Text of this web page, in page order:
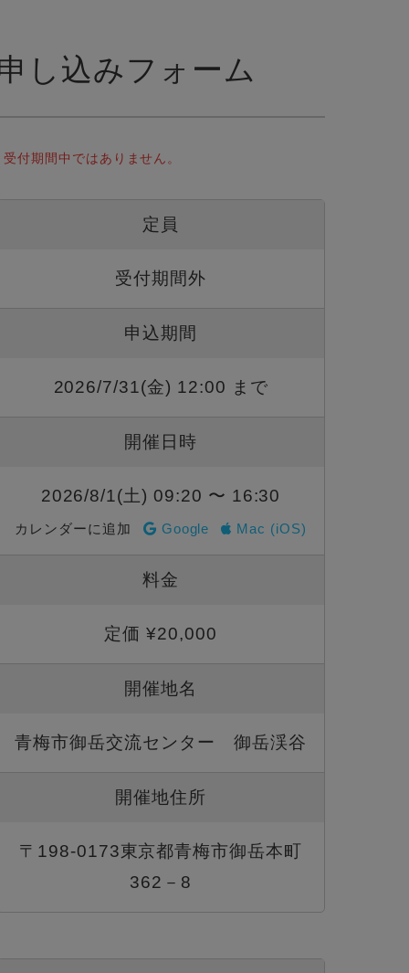
し込みフォーム
受付期間中ではありません。
定員
受付期間外
申込期間
2026/7/31(金) 12:00 まで
開催日時
2026/8/1(土) 09:20 〜 16:30
カレンダーに追加 Google Mac (iOS)
料金
定価 ¥20,000
開催地名
青梅市御岳交流センター 御岳渓谷
開催地住所
〒198-0173東京都青梅市御岳本町
362－8